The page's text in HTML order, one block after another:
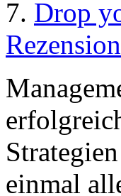
7. Drop
Rezension
einmal